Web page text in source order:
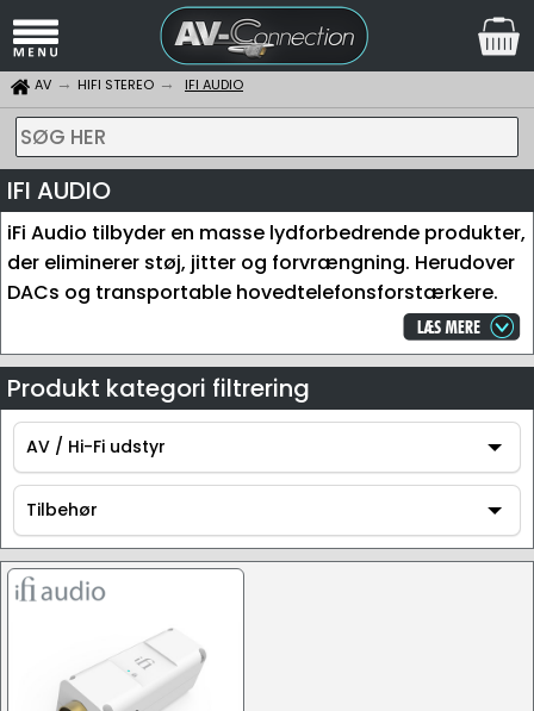
AV HIFI STEREO IFI AUDIO
SØG HER
IFI AUDIO
iFi Audio tilbyder en masse lydforbedrende produkter,
der eliminerer støj, jitter og forvrængning. Herudover
DACs og transportable hovedtelefonsforstærkere.
Produkt kategori filtrering
AV / Hi-Fi udstyr
AV / Hi-Fi udstyr
Tilbehør
Tilbehør